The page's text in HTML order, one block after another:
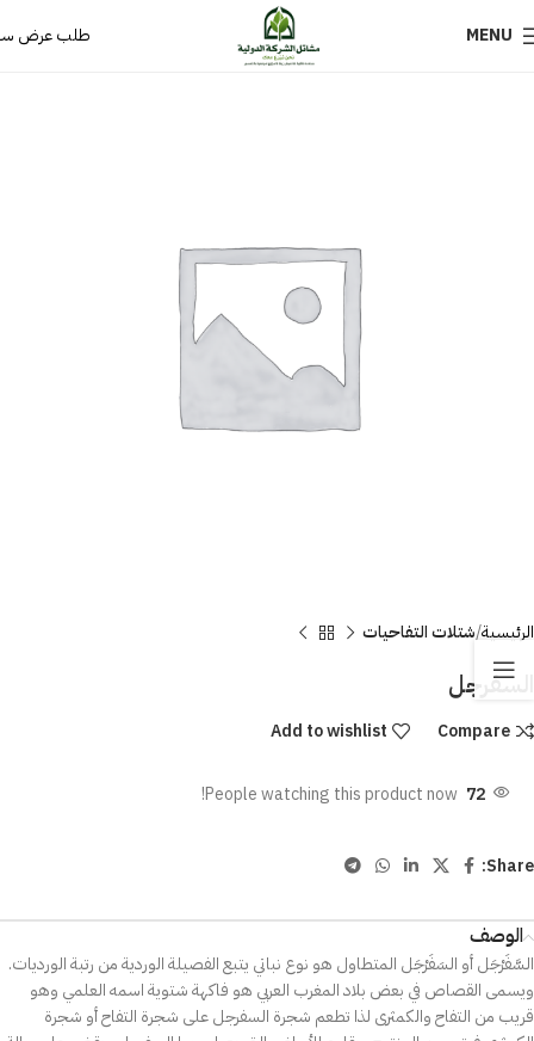
MENU طلب عرض
الرئيسية شتلات التفاحيات
السفرجل
Compare
Add to wishlist
72
People watching this product now!
Share:
الوصف
السَّفَرْجَل أو السَفَرْجَل المتطاول هو نوع نباتي يتبع الفصيلة الوردية من رتبة الورديات.
ويسمى القصاص في بعض بلاد المغرب العربي هو فاكهة شتوية اسمه العلمي وهو
قريب من التفاح والكمثرى لذا تطعم شجرة السفرجل على شجرة التفاح أو شجرة